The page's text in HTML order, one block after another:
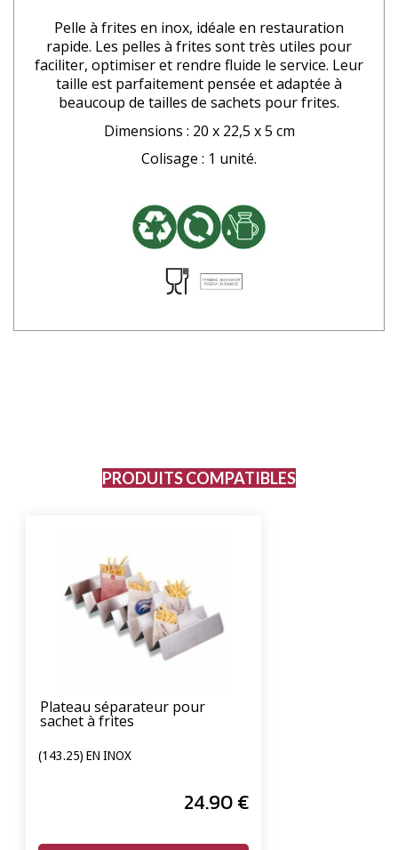
Pelle à frites en inox, idéale en restauration
rapide. Les pelles à frites sont très utiles pour
faciliter, optimiser et rendre fluide le service. Leur
taille est parfaitement pensée et adaptée à
beaucoup de tailles de sachets pour frites.
Dimensions : 20 x 22,5 x 5 cm
Colisage : 1 unité.
PRODUITS COMPATIBLES
Plateau séparateur pour
sachet à frites
(143.25) EN INOX
24.90€